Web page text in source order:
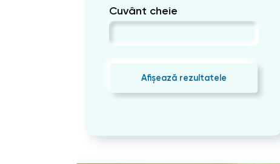
Cuvânt cheie
Afișează rezultatele